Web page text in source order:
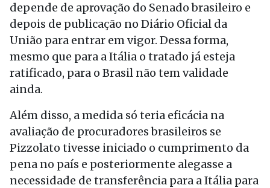
depende de aprovação do Senado brasileiro e
depois de publicação no Diário Oficial da
União para entrar em vigor. Dessa forma,
mesmo que para a Itália o tratado já esteja
ratificado, para o Brasil não tem validade
ainda.
Além disso, a medida só teria eficácia na
avaliação de procuradores brasileiros se
Pizzolato tivesse iniciado o cumprimento da
pena no país e posteriormente alegasse a
necessidade de transferência para a Itália para